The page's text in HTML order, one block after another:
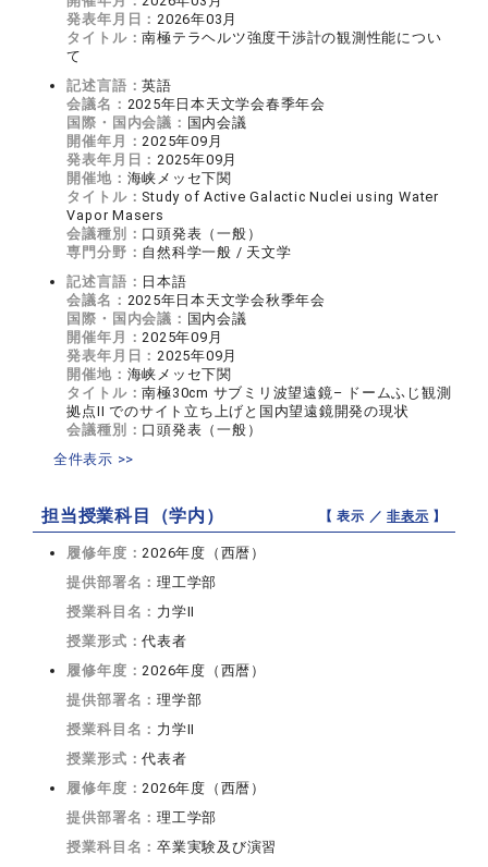
発表年月日：2026年03月
タイトル：南極テラヘルツ強度干渉計の観測性能につい
て
記述言語：英語
会議名： 2025年日本天文学会春季年会
国際・国内会議： 国内会議
開催年月：2025年09月
発表年月日：2025年09月
開催地： 海峡メッセ下関
タイトル： Study of Active Galactic Nuclei using Water
Vapor Masers
会議種別： 口頭発表（一般）
専門分野： 自然科学一般 / 天文学
記述言語： 日本語
会議名： 2025年日本天文学会秋季年会
国際・国内会議： 国内会議
開催年月：2025年09月
発表年月日：2025年09月
開催地： 海峡メッセ下関
タイトル：南極30cm サブミリ波望遠鏡– ドームふじ観測
拠点II でのサイト立ち上げと国内望遠鏡開発の現状
会議種別： 口頭発表（一般）
全件表示 >>
担当授業科目（学内） 【 表示 ／非表示 】
履修年度：2026年度（西暦）
提供部署名：理工学部
授業科目名： 力学II
授業形式：代表者
履修年度：2026年度（西暦）
提供部署名：理学部
授業科目名： 力学II
授業形式：代表者
履修年度：2026年度（西暦）
提供部署名：理工学部
授業科目名：卒業実験及び演習